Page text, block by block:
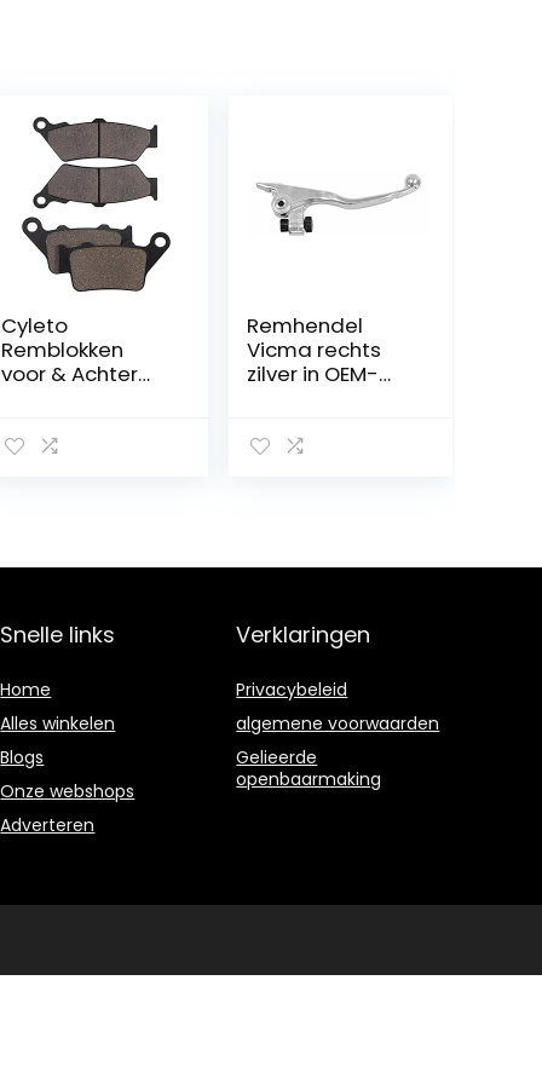
Cyleto
Remblokken
voor & Achter
2000-2007 F650
2000
Remhendel
Vicma rechts
zilver in OEM-
Snelle links
Home
Alles winkelen
Blogs
Onze webshops
Adverteren
Verklaringen
Privacybeleid
algemene voorwaarden
Gelieerde
openbaarmaking